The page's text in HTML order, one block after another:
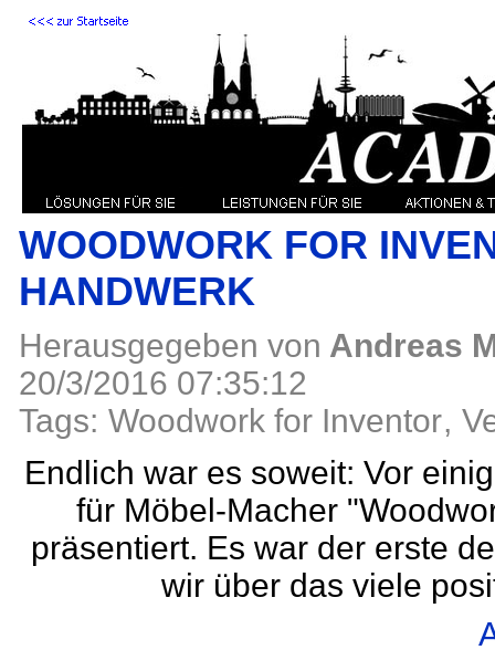
WOODWORK FOR
HANDWERK
Herausgegeben von Andreas
20/3/2016 07:35:12
Tags: Woodwork for Inventor,
Endlich war es soweit: Vor
für Möbel-Macher
präsentiert. Es war der erste
wir über das viele